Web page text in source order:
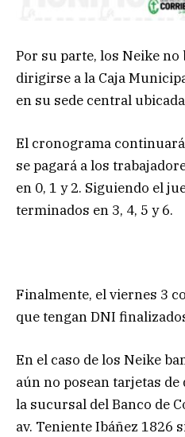
Por su parte, los Neike
dirigirse a la Caja
en su sede central
El cronograma
se pagará a los
en 0, 1 y 2. Siguiendo el
terminados en 3, 4, 5 y 6.
Finalmente, el viernes 3
que tengan DNI
En el caso de los Neike
aún no posean tarjetas
la sucursal del Banco de
av. Teniente Ibáñez 1826